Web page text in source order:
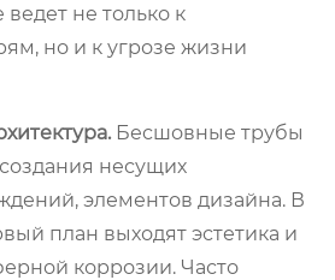
не только к
но и к угрозе жизни
Бесшовные трубы
несущих
элементов дизайна. В
план выходят эстетика и
коррозии. Часто